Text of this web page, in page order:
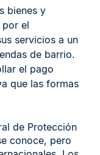
bienes y
por el
servicios a un
de barrio.
el pago
que las formas
de Protección
conoce, pero